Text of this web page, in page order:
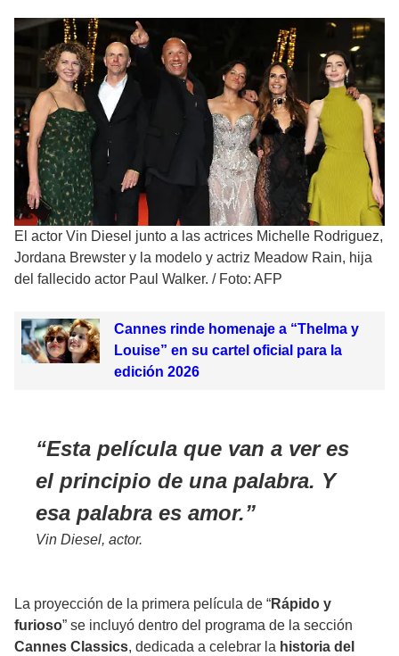
El actor Vin Diesel junto a las actrices Michelle Rodriguez,
Jordana Brewster y la modelo y actriz Meadow Rain, hija
del fallecido actor Paul Walker. / Foto: AFP
Cannes rinde homenaje a “Thelma y
Louise” en su cartel oficial para la
edición 2026
Esta película que van a ver es
el principio de una palabra. Y
esa palabra es amor.
Vin Diesel, actor.
La proyección de la primera película de “Rápido y
furioso” se incluyó dentro del programa de la sección
Cannes Classics, dedicada a celebrar la historia del